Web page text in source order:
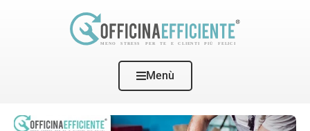
Menù
Senza categoria